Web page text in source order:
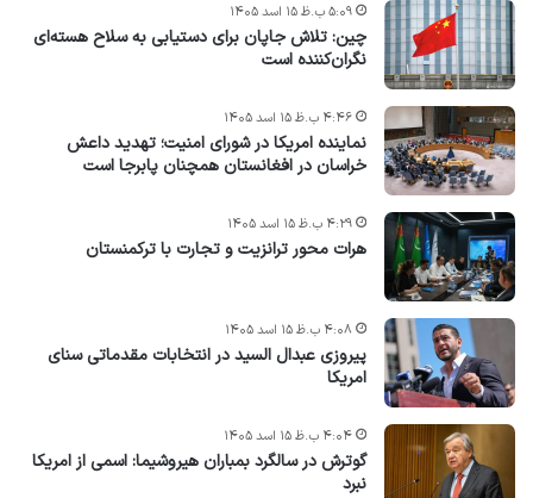
چین: تلاش جاپان برای دستیابی به سلاح هسته‌ای
نگران‌کننده است
۵:۰۹ ب.ظ ۱۵ اسد ۱۴۰۵
نماینده امریکا در شورای امنیت؛ تهدید داعش
خراسان در افغانستان همچنان پابرجا است
۴:۴۶ ب.ظ ۱۵ اسد ۱۴۰۵
هرات محور ترانزیت و تجارت با ترکمنستان
۴:۲۹ ب.ظ ۱۵ اسد ۱۴۰۵
پیروزی عبدال السید در انتخابات مقدماتی سنای
امریکا
۴:۰۸ ب.ظ ۱۵ اسد ۱۴۰۵
گوترش در سالگرد بمباران هیروشیما: اسمی از امریکا
نبرد
۴:۰۴ ب.ظ ۱۵ اسد ۱۴۰۵